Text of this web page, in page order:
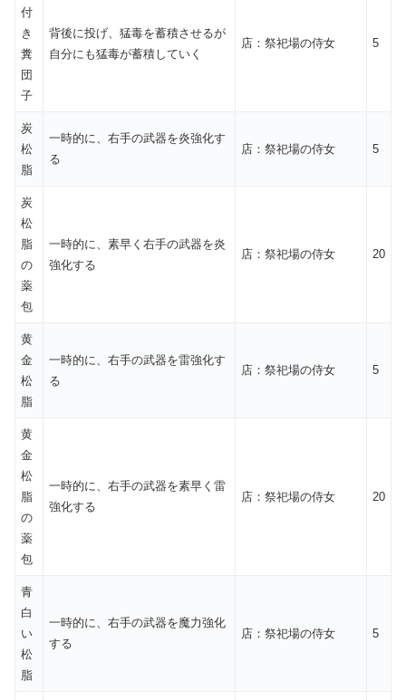
付
き
糞
団
子
背後に投げ、猛毒を蓄積させるが
自分にも猛毒が蓄積していく
店：祭祀場の侍女 5
炭
松
脂
一時的に、右手の武器を炎強化す
る
店：祭祀場の侍女 5
炭
松
脂
の
薬
包
一時的に、素早く右手の武器を炎
強化する
店：祭祀場の侍女 20
黄
金
松
脂
一時的に、右手の武器を雷強化す
る
店：祭祀場の侍女 5
黄
金
松
脂
の
薬
包
一時的に、右手の武器を素早く雷
強化する
店：祭祀場の侍女 20
青
白
い
松
脂
一時的に、右手の武器を魔力強化
する
店：祭祀場の侍女 5